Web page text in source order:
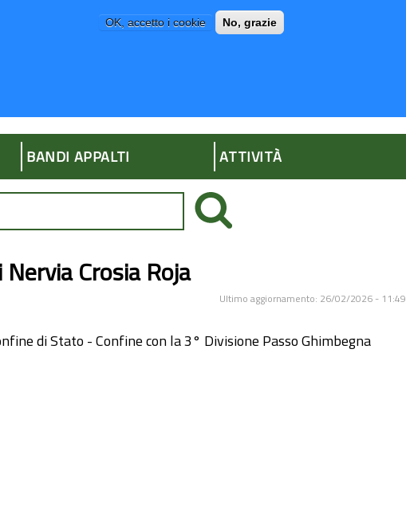
OK, accetto i cookie No, grazie
BANDI APPALTI ATTIVITÀ
Nervia Crosia Roja
Ultimo aggiornamento: 26/02/2026 - 11:49
di Stato - Confine con la 3° Divisione Passo Ghimbegna